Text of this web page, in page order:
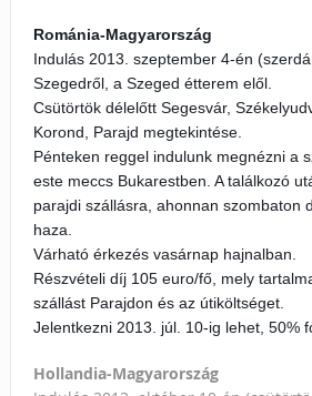
Románia-Magyarország
Indulás 2013. szeptember 4-én
Szegedről, a Szeged étterem elől.
Csütörtök délelőtt Segesvár,
Korond, Parajd megtekintése.
Pénteken reggel indulunk megnézni a
este meccs Bukarestben. A találkozó
parajdi szállásra, ahonnan szombaton
haza.
Várható érkezés vasárnap hajnalban.
Részvételi díj 105 euro/fő, mely
szállást Parajdon és az útiköltséget.
Jelentkezni 2013. júl. 10-ig lehet, 50%
Hollandia-Magyarország